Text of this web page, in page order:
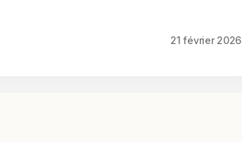
21 février 2026